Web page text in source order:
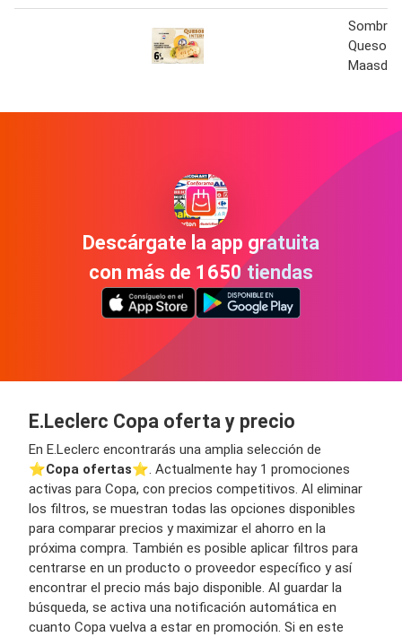
Queso
Descárgate la app gratuita
con más de 1650 tiendas
E.Leclerc Copa oferta y precio
En E.Leclerc encontrarás una amplia selección de
⭐️Copa ofertas⭐️. Actualmente hay 1 promociones
activas para Copa, con precios competitivos. Al eliminar
los filtros, se muestran todas las opciones disponibles
para comparar precios y maximizar el ahorro en la
próxima compra. También es posible aplicar filtros para
centrarse en un producto o proveedor específico y así
encontrar el precio más bajo disponible. Al guardar la
búsqueda, se activa una notificación automática en
cuanto Copa vuelva a estar en promoción. Si en este